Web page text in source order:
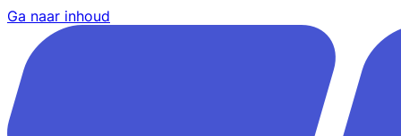
Ga naar inhoud